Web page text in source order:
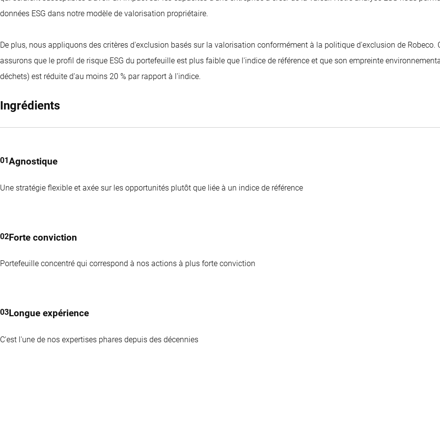
(30-6)
Dividend Paying
VIEW THE FUND
Past performance is no guarantee of future results. The value of the investments may fluctuate.Annualized (for periods longer
transaction prices.
Past performance is no guarantee of future results. The value of the investments may fluctuate.
VIEW THE FUND
Past performance is no guarantee of future results. The value of the investments may fluctuate. Annualized (for periods longer
transaction prices.
Dividend Paying
(30-6)
données ESG dans notre modèle de valorisation propriétaire.
De plus, nous appliquons des critères d'exclusion basés sur la valorisation conformément à la politique d'exclusion de
assurons que le profil de risque ESG du portefeuille est plus faible que l'indice de référence et que son empreinte
déchets) est réduite d'au moins 20 % par rapport à l'indice.
Ingrédients
Agnostique
Une stratégie flexible et axée sur les opportunités plutôt que liée à un indice de référence
Forte conviction
Portefeuille concentré qui correspond à nos actions à plus forte conviction
Longue expérience
C'est l'une de nos expertises phares depuis des décennies